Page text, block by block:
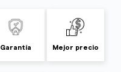
Garantía Mejor precio